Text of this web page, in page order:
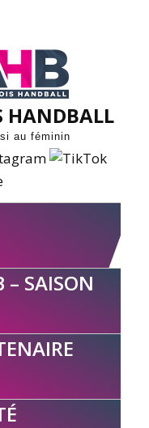
HANDBALL
au féminin
– SAISON